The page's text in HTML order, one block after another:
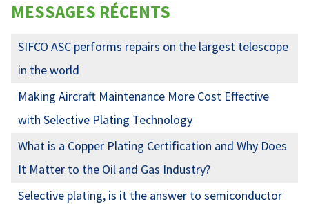
MESSAGES RÉCENTS
SIFCO ASC performs repairs on the largest telescope
in the world
Making Aircraft Maintenance More Cost Effective
with Selective Plating Technology
What is a Copper Plating Certification and Why Does
It Matter to the Oil and Gas Industry?
Selective plating, is it the answer to semiconductor